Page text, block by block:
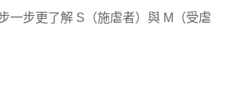
一步更了解 S（施虐者）與 M（受虐